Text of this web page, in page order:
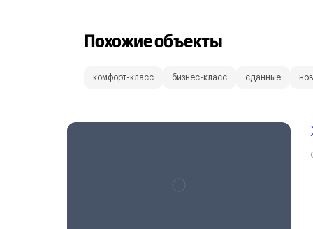
Похожие объекты
комфорт-класс бизнес-класс сданные